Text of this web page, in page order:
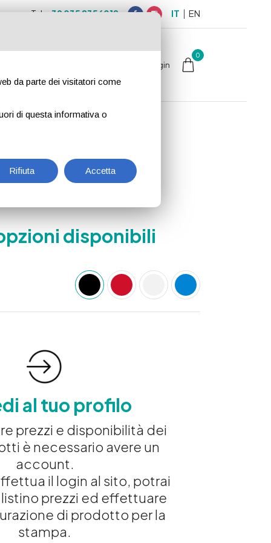
IT EN
Tel. +39 035 8356012
0
Login
disponibili
al tuo profilo
prezzi e disponibilità dei
è necessario avere un
account.
il login al sito, potrai
prezzi ed effettuare
di prodotto per la
stampa.
da parte dei visitatori come
di questa informativa o
Rifiuta Accetta